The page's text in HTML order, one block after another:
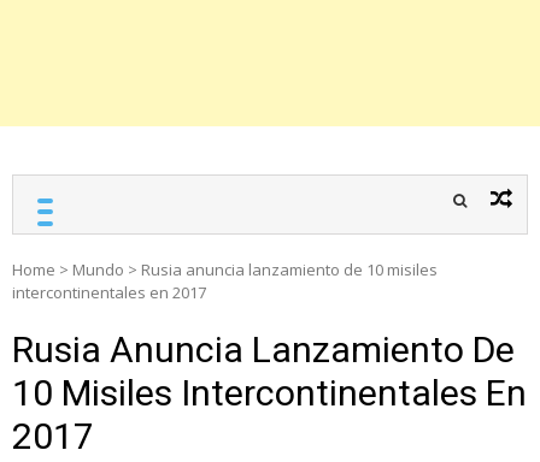
Home > Mundo > Rusia anuncia lanzamiento de 10 misiles
intercontinentales en 2017
Rusia Anuncia Lanzamiento De
10 Misiles Intercontinentales En
2017